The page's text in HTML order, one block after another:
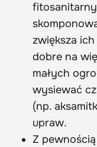
zwiększa
dobre na
małych
wysiewać
(np.
upraw.
Z pewnością